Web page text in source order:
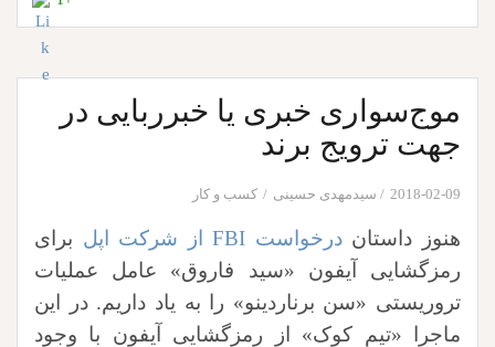
موج‌سواری خبری یا خبرربایی در
جهت ترویج برند
2018-02-09 سیدمهدی حسینی کسب و کار
هنوز داستاندرخواست FBI از شرکت اپل
برای
رمزگشایی آیفون «سید فاروق» عامل عملیات
تروریستی «سن برناردینو» را به یاد داریم. در این
ماجرا «تیم کوک» از رمزگشایی آیفون با وجود